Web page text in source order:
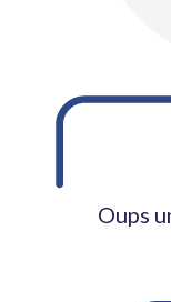
Oups